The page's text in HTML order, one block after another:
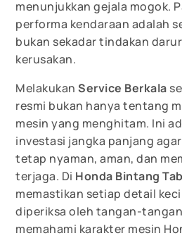
menunjukkan gejala mogok.
performa kendaraan adalah
bukan sekadar tindakan
kerusakan.
MelakukanService Berkala
resmi bukan hanya tentang
mesin yang menghitam. Ini
investasi jangka panjang
tetap nyaman, aman, dan
terjaga. Di Honda Bintang
memastikan setiap detail
diperiksa oleh tangan-
memahami karakter mesin